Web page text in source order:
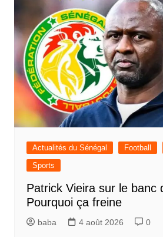
Actualités du Sénégal Football
Sports
Patrick Vieira sur le banc
Pourquoi ça freine
baba 4 août 2026 0